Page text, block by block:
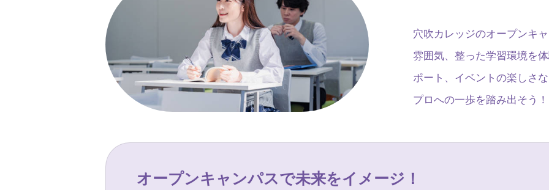
穴吹カレッジのオープンキ
雰囲気、整った学習環境を
ポート、イベントの楽しさ
プロへの一歩を踏み出そう！
オープンキャンパスで未来をイメージ！